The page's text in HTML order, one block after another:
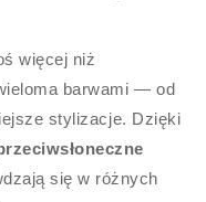
więcej niż
barwami — od
stylizacje. Dzięki
się w różnych